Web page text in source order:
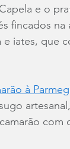
e o
fincados na
iates, que
à